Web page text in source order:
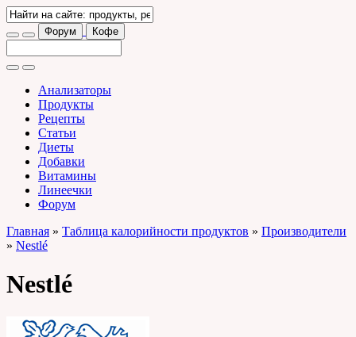
Форум Кофе
Анализаторы
Продукты
Рецепты
Статьи
Диеты
Добавки
Витамины
Линеечки
Форум
Главная » Таблица калорийности продуктов » Производители
» Nestlé
Nestlé